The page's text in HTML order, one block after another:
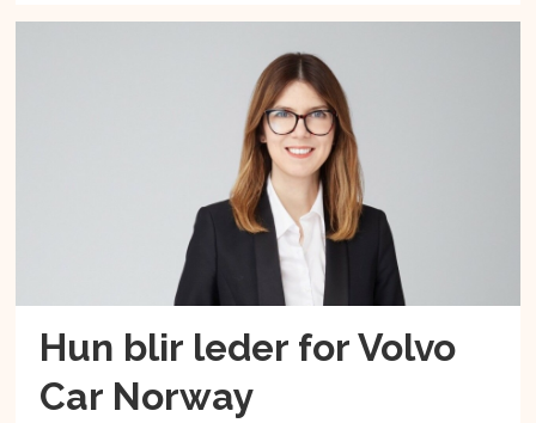
Hun blir leder for Volvo
Car Norway